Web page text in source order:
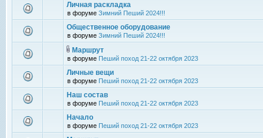
Личная раскладка
в форуме Зимний Пеший 2024!!!
Общественное оборудование
в форуме Зимний Пеший 2024!!!
Маршрут
в форуме Пеший поход 21-22 октября 2023
Личные вещи
в форуме Пеший поход 21-22 октября 2023
Наш состав
в форуме Пеший поход 21-22 октября 2023
Начало
в форуме Пеший поход 21-22 октября 2023